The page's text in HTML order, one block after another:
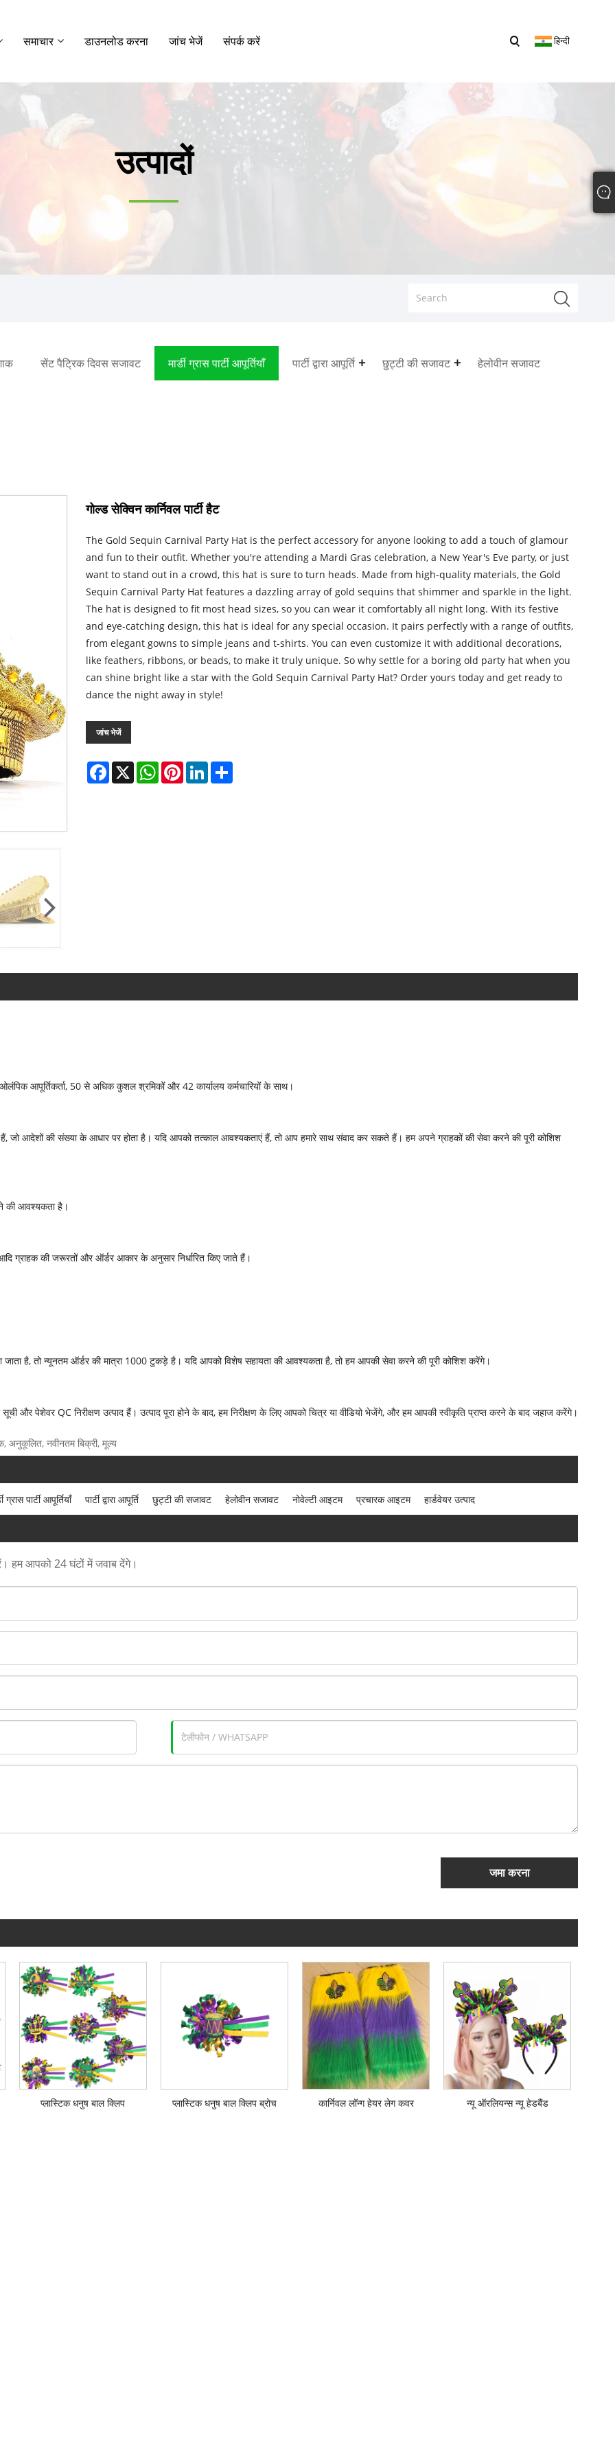
समाचार डाउनलोड करना जांच भेजें संपर्क करें हिन्दी
उत्पादों
सेंट पैट्रिक दिवस सजावट मार्डी ग्रास पार्टी आपूर्तियाँ पार्टी द्वारा आपूर्ति छुट्टी की सजावट हेलोवीन सजावट
गोल्ड सेक्विन कार्निवल पार्टी हैट
The Gold Sequin Carnival Party Hat is the perfect accessory for anyone looking to add a touch of glamour
and fun to their outfit. Whether you're attending a Mardi Gras celebration, a New Year's Eve party, or just
want to stand out in a crowd, this hat is sure to turn heads. Made from high-quality materials, the Gold
Sequin Carnival Party Hat features a dazzling array of gold sequins that shimmer and sparkle in the light.
The hat is designed to fit most head sizes, so you can wear it comfortably all night long. With its festive
and eye-catching design, this hat is ideal for any special occasion. It pairs perfectly with a range of outfits,
from elegant gowns to simple jeans and t-shirts. You can even customize it with additional decorations,
like feathers, ribbons, or beads, to make it truly unique. So why settle for a boring old party hat when you
can shine bright like a star with the Gold Sequin Carnival Party Hat? Order yours today and get ready to
dance the night away in style!
जांच भेजें
Facebook
X WhatsApp
PinterestLinkedIn
आपूर्तिकर्ता, 50 से अधिक कुशल श्रमिकों और 42 कार्यालय कर्मचारियों के साथ।
आदेशों की संख्या के आधार पर होता है। यदि आपको तत्काल आवश्यकताएं हैं, तो आप हमारे साथ संवाद कर सकते हैं। हम अपने ग्राहकों की सेवा करने की पूरी कोशिश
की आवश्यकता है।
ग्राहक की जरूरतों और ऑर्डर आकार के अनुसार निर्धारित किए जाते हैं।
है, तो न्यूनतम ऑर्डर की मात्रा 1000 टुकड़े है। यदि आपको विशेष सहायता की आवश्यकता है, तो हम आपकी सेवा करने की पूरी कोशिश करेंगे।
और पेशेवर QC निरीक्षण उत्पाद हैं। उत्पाद पूरा होने के बाद, हम निरीक्षण के लिए आपको चित्र या वीडियो भेजेंगे, और हम आपकी स्वीकृति प्राप्त करने के बाद जहाज करेंगे।
अनुकूलित, नवीनतम बिक्री, मूल्य
ग्रास पार्टी आपूर्तियाँ पार्टी द्वारा आपूर्ति छुट्टी की सजावट हेलोवीन सजावट नोवेल्टी आइटम प्रचारक आइटम हार्डवेयर उत्पाद
हम आपको 24 घंटों में जवाब देंगे।
जमा करना
प्लास्टिक धनुष बाल क्लिप प्लास्टिक धनुष बाल क्लिप ब्रोच कार्निवल लॉन्ग हेयर लेग कवर न्यू ऑरलियन्स न्यू हेडबैंड